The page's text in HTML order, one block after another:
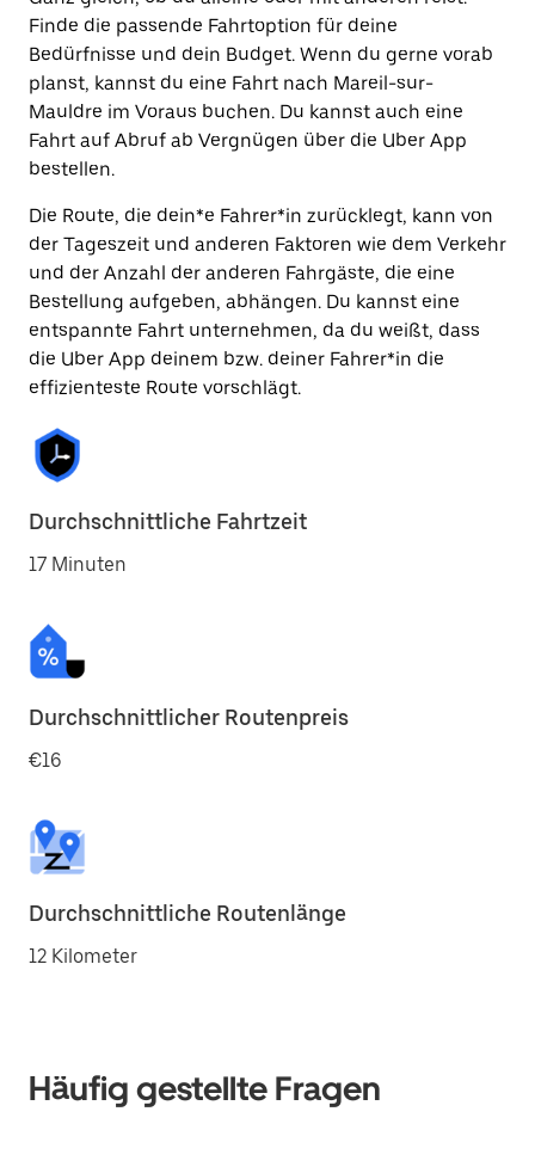
Finde die passende Fahrtoption für deine
Bedürfnisse und dein Budget. Wenn du gerne vorab
planst, kannst du eine Fahrt nach Mareil-sur-
Mauldre im Voraus buchen. Du kannst auch eine
Fahrt auf Abruf ab Vergnügen über die Uber App
bestellen.
Die Route, die dein*e Fahrer*in zurücklegt, kann von
der Tageszeit und anderen Faktoren wie dem Verkehr
und der Anzahl der anderen Fahrgäste, die eine
Bestellung aufgeben, abhängen. Du kannst eine
entspannte Fahrt unternehmen, da du weißt, dass
die Uber App deinem bzw. deiner Fahrer*in die
effizienteste Route vorschlägt.
Durchschnittliche Fahrtzeit
17 Minuten
Durchschnittlicher Routenpreis
€16
Durchschnittliche Routenlänge
12 Kilometer
Häufig gestellte Fragen